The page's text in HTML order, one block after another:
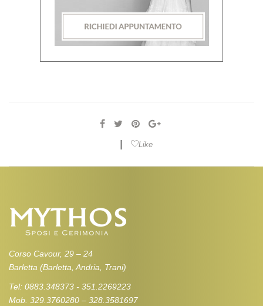
Like
Corso Cavour, 29 – 24
Barletta (Barletta, Andria, Trani)
Tel: 0883.348373 - 351.2269223
Mob. 329.3760280 – 328.3581697